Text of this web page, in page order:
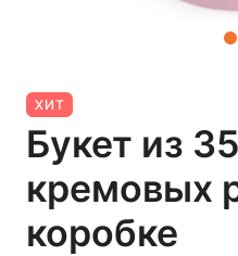
ХИТ
Букет из
кремовых
коробке